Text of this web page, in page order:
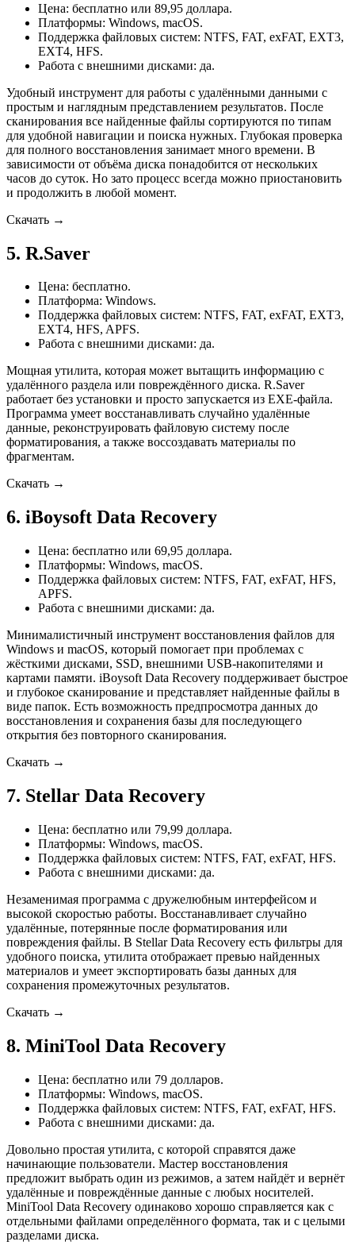
Цена: бесплатно или 89,95 доллара.
Платформы: Windows, macOS.
Поддержка файловых систем: NTFS, FAT, exFAT, EXT3,
EXT4, HFS.
Работа с внешними дисками: да.
Удобный инструмент для работы с удалёнными данными с
простым и наглядным представлением результатов. После
сканирования все найденные файлы сортируются по типам
для удобной навигации и поиска нужных. Глубокая проверка
для полного восстановления занимает много времени. В
зависимости от объёма диска понадобится от нескольких
часов до суток. Но зато процесс всегда можно приостановить
и продолжить в любой момент.
Скачать →
5. R.Saver
Цена: бесплатно.
Платформа: Windows.
Поддержка файловых систем: NTFS, FAT, exFAT, EXT3,
EXT4, HFS, APFS.
Работа с внешними дисками: да.
Мощная утилита, которая может вытащить информацию с
удалённого раздела или повреждённого диска. R.Saver
работает без установки и просто запускается из EXE-файла.
Программа умеет восстанавливать случайно удалённые
данные, реконструировать файловую систему после
форматирования, а также воссоздавать материалы по
фрагментам.
Скачать →
6. iBoysoft Data Recovery
Цена: бесплатно или 69,95 доллара.
Платформы: Windows, macOS.
Поддержка файловых систем: NTFS, FAT, exFAT, HFS,
APFS.
Работа с внешними дисками: да.
Минималистичный инструмент восстановления файлов для
Windows и macOS, который помогает при проблемах с
жёсткими дисками, SSD, внешними USB-накопителями и
картами памяти. iBoysoft Data Recovery поддерживает быстрое
и глубокое сканирование и представляет найденные файлы в
виде папок. Есть возможность предпросмотра данных до
восстановления и сохранения базы для последующего
открытия без повторного сканирования.
Скачать →
7. Stellar Data Recovery
Цена: бесплатно или 79,99 доллара.
Платформы: Windows, macOS.
Поддержка файловых систем: NTFS, FAT, exFAT, HFS.
Работа с внешними дисками: да.
Незаменимая программа с дружелюбным интерфейсом и
высокой скоростью работы. Восстанавливает случайно
удалённые, потерянные после форматирования или
повреждения файлы. В Stellar Data Recovery есть фильтры для
удобного поиска, утилита отображает превью найденных
материалов и умеет экспортировать базы данных для
сохранения промежуточных результатов.
Скачать →
8. MiniTool Data Recovery
Цена: бесплатно или 79 долларов.
Платформы: Windows, macOS.
Поддержка файловых систем: NTFS, FAT, exFAT, HFS.
Работа с внешними дисками: да.
Довольно простая утилита, с которой справятся даже
начинающие пользователи. Мастер восстановления
предложит выбрать один из режимов, а затем найдёт и вернёт
удалённые и повреждённые данные с любых носителей.
MiniTool Data Recovery одинаково хорошо справляется как с
отдельными файлами определённого формата, так и с целыми
разделами диска.